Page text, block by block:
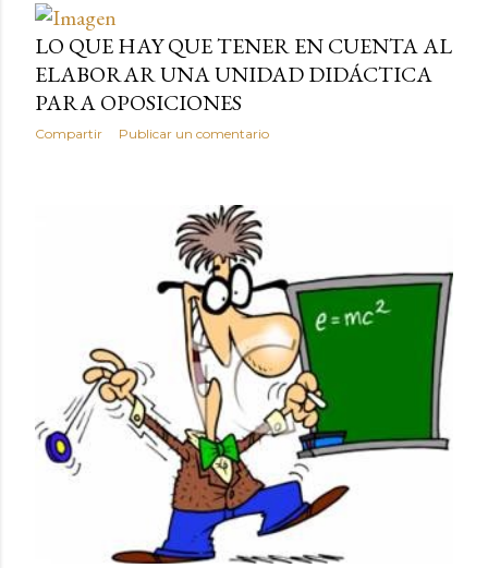
LO QUE HAY QUE TENER EN CUENTA AL
ELABORAR UNA UNIDAD DIDÁCTICA
PARA OPOSICIONES
Compartir Publicar un comentario